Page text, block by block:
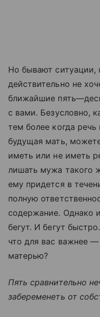
Но бывают
действительно не
ближайшие
с вами. Безусловно,
тем более когда
будущая мать,
иметь или не иметь
лишать мужа такого
ему придется в
полную
содержание. Однако
бегут. И бегут
что для вас важнее
матерью?
Пять сравнительно
забеременеть от